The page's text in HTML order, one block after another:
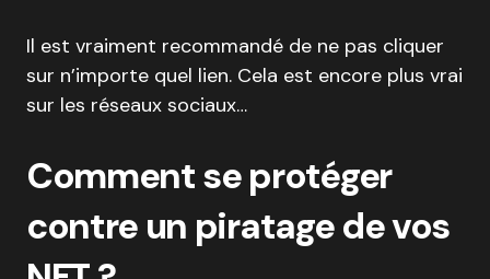
Il est vraiment recommandé de ne pas cliquer
sur n’importe quel lien. Cela est encore plus vrai
sur les réseaux sociaux…
Comment se protéger
contre un piratage de vos